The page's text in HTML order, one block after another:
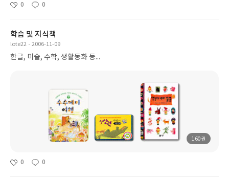
0 0
학습 및 지식책
lote22 2006-11-09
한글, 미술, 수학, 생활동화 등...
160권
0 0